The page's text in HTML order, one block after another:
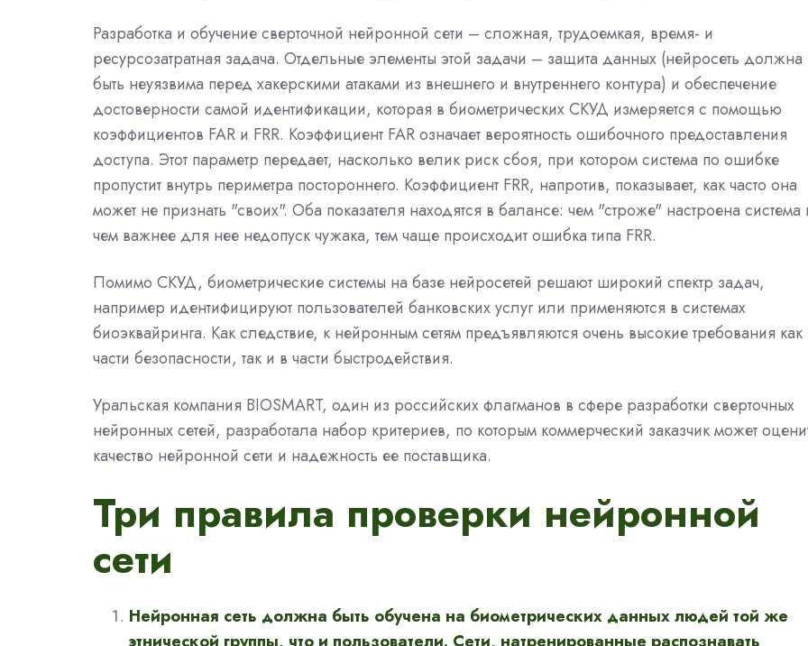
Разработка и обучение сверточной нейронной сети – сложная, трудоемкая, время- и
ресурсозатратная задача. Отдельные элементы этой задачи – защита данных (нейросеть должна
быть неуязвима перед хакерскими атаками из внешнего и внутреннего контура) и обеспечение
достоверности самой идентификации, которая в биометрических СКУД измеряется с помощью
коэффициентов FAR и FRR. Коэффициент FAR означает вероятность ошибочного предоставления
доступа. Этот параметр передает, насколько велик риск сбоя, при котором система по ошибке
пропустит внутрь периметра постороннего. Коэффициент FRR, напротив, показывает, как часто она
может не признать "своих". Оба показателя находятся в балансе: чем "строже" настроена система
чем важнее для нее недопуск чужака, тем чаще происходит ошибка типа FRR.
Помимо СКУД, биометрические системы на базе нейросетей решают широкий спектр задач,
например идентифицируют пользователей банковских услуг или применяются в системах
биоэквайринга. Как следствие, к нейронным сетям предъявляются очень высокие требования как
части безопасности, так и в части быстродействия.
Уральская компания BIOSMART, один из российских флагманов в сфере разработки сверточных
нейронных сетей, разработала набор критериев, по которым коммерческий заказчик может
качество нейронной сети и надежность ее поставщика.
Три правила проверки нейронной
сети
Нейронная сеть должна быть обучена на биометрических данных людей той же